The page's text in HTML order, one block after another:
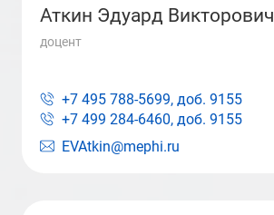
Аткин Эдуард Викторович
доцент
EVAtkin@mephi.ru
+7 495 788-5699, доб. 9155
+7 499 284-6460, доб. 9155